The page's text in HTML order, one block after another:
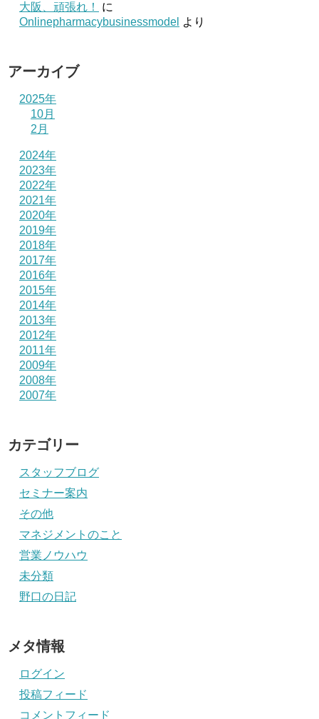
大阪、頑張れ！
に
Onlinepharmacybusinessmodel より
アーカイブ
2025年
10月
2月
2024年
2023年
2022年
2021年
2020年
2019年
2018年
2017年
2016年
2015年
2014年
2013年
2012年
2011年
2009年
2008年
2007年
カテゴリー
スタッフブログ
セミナー案内
その他
マネジメントのこと
営業ノウハウ
未分類
野口の日記
メタ情報
ログイン
投稿フィード
コメントフィード